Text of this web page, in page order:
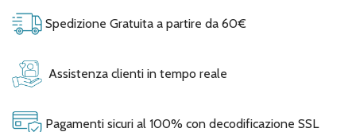
Spedizione Gratuita a partire da 60€
Assistenza clienti in tempo reale
Pagamenti sicuri al 100% con decodificazione SSL